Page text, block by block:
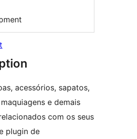
acessórios, sapatos,
e demais
com os seus
plugin de